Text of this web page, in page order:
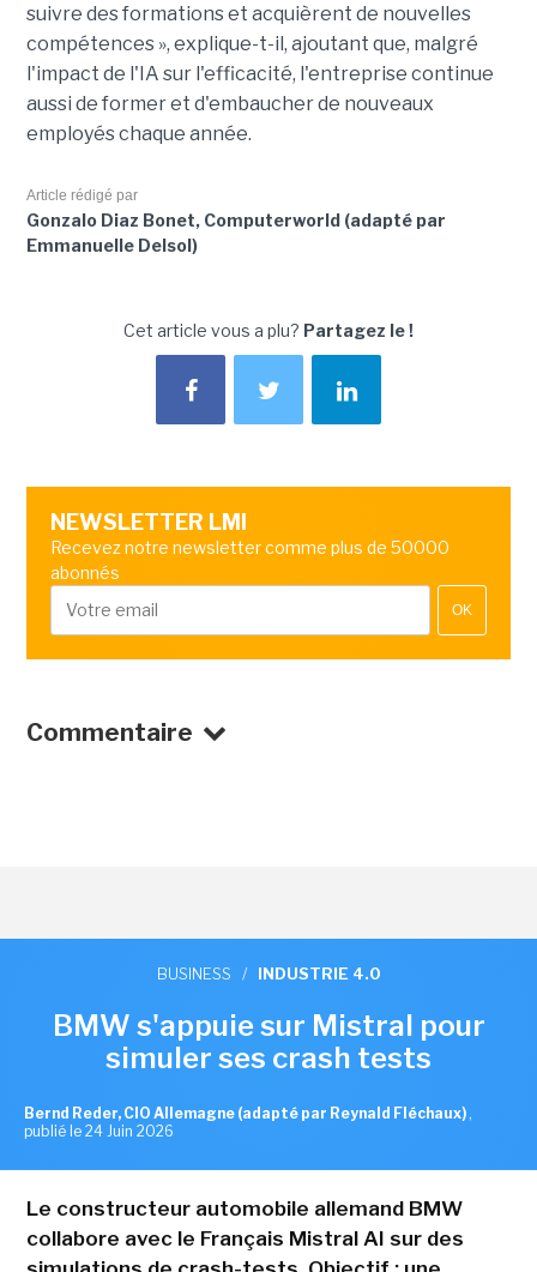
suivre des formations et acquièrent de nouvelles
compétences », explique-t-il, ajoutant que, malgré
l'impact de l'IA sur l'efficacité, l'entreprise continue
aussi de former et d'embaucher de nouveaux
employés chaque année.
Article rédigé par
Gonzalo Diaz Bonet, Computerworld (adapté par
Emmanuelle Delsol)
Cet article vous a plu? Partagez le !
NEWSLETTER LMI
Recevez notre newsletter comme plus de 50000
abonnés
OK
Commentaire
BUSINESS / INDUSTRIE 4.0
BMW s'appuie sur Mistral pour
simuler ses crash tests
Bernd Reder, CIO Allemagne (adapté par Reynald Fléchaux) ,
publié le 24 Juin 2026
Le constructeur automobile allemand BMW
collabore avec le Français Mistral AI sur des